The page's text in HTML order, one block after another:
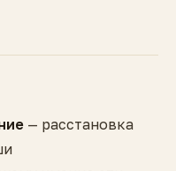
— расстановка